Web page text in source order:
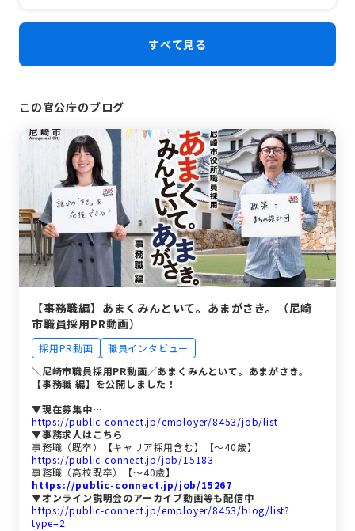
すべて見る
この官公庁のブログ
【事務職編】あまくみんといて。あまがさき。（尼崎
市職員採用PR動画）
採用PR動画
職員インタビュー
＼尼崎市職員採用PR動画／あまくみんといて。あまがさき。
【事務職 編】を公開しました！
▼現在募集中…
https://public-connect.jp/employer/8453/job/list
▼事務求人はこちら
事務職（既卒）【キャリア採用含む】【～40歳】
https://public-connect.jp/job/15183
事務職（高校既卒）【～40歳】
https://public-connect.jp/job/15267
▼オンライン説明会のアーカイブ動画等も配信中
https://public-connect.jp/employer/8453/blog/list?
type=2